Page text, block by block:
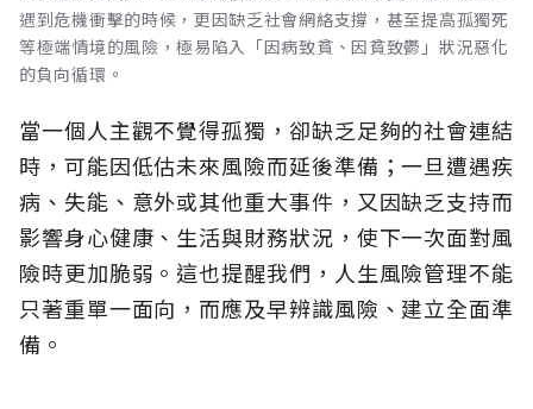
遇到危機衝擊的時候，更因缺乏社會網絡支撐，甚至提高孤獨死
等極端情境的風險，極易陷入「因病致貧、因貧致鬱」狀況惡化
的負向循環。
當一個人主觀不覺得孤獨，卻缺乏足夠的社會連結
時，可能因低估未來風險而延後準備；一旦遭遇疾
病、失能、意外或其他重大事件，又因缺乏支持而
影響身心健康、生活與財務狀況，使下一次面對風
險時更加脆弱。這也提醒我們，人生風險管理不能
只著重單一面向，而應及早辨識風險、建立全面準
備。